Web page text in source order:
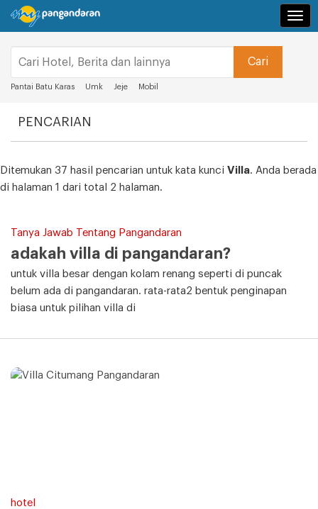
Pantai Batu Karas Umk Jeje Mobil
PENCARIAN
Ditemukan 37 hasil pencarian untuk kata kunci Villa. Anda berada
di halaman 1 dari total 2 halaman.
Tanya Jawab Tentang Pangandaran
adakah villa di pangandaran?
untuk villa besar dengan kolam renang seperti di puncak
belum ada di pangandaran. rata-rata2 bentuk penginapan
biasa untuk pilihan villa di
hotel